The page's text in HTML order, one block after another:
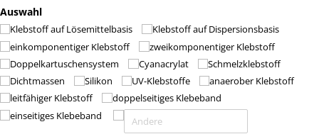
Auswahl
Klebstoff auf Lösemittelbasis
Klebstoff auf Dispersionsbasis
einkomponentiger Klebstoff
zweikomponentiger Klebstoff
Doppelkartuschensystem
Cyanacrylat
Schmelzklebstoff
Dichtmassen
Silikon UV-Klebstoffe
anaerober Klebstoff
leitfähiger Klebstoff
doppelseitiges Klebeband
einseitiges Klebeband